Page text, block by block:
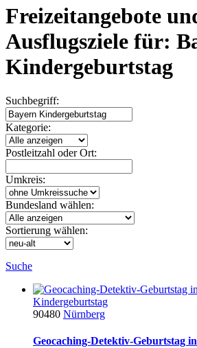
Freizeitangebote
Ausflugsziele für:
Kindergeburtstag
Suchbegriff:
Kategorie:
Postleitzahl oder Ort:
Umkreis:
Bundesland wählen:
Sortierung wählen:
Suche
Kindergeburtstag
90480 Nürnberg
Geocaching-Detektiv-Geburtstag